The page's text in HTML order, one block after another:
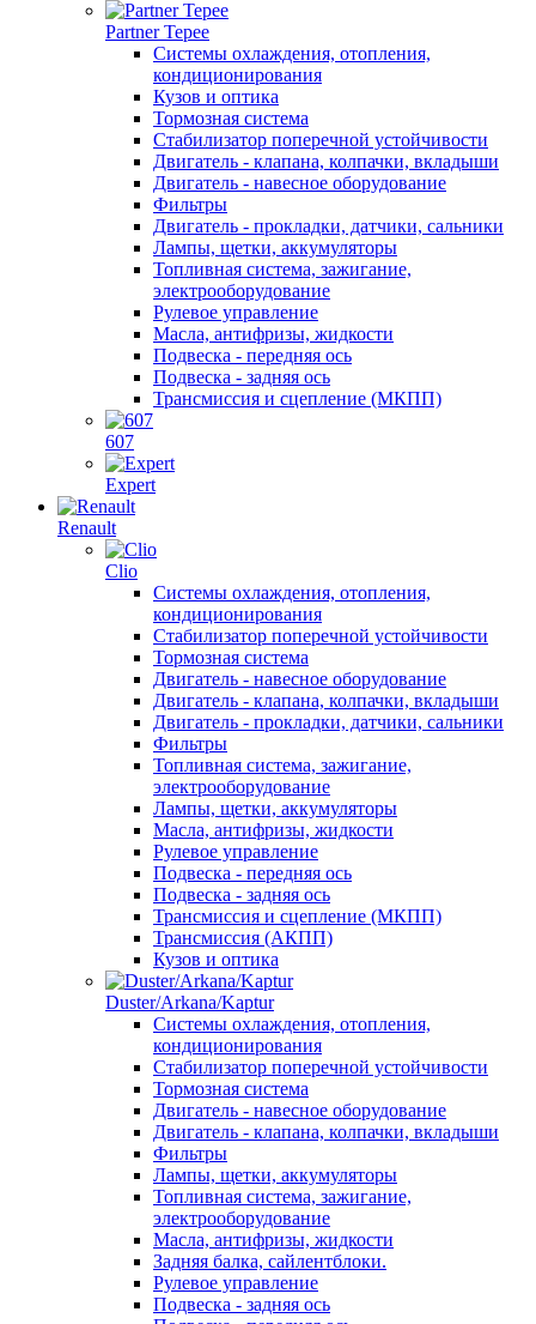
Partner Tepee
Системы охлаждения, отопления,
кондиционирования
Кузов и оптика
Тормозная система
Стабилизатор поперечной устойчивости
Двигатель - клапана, колпачки, вкладыши
Двигатель - навесное оборудование
Фильтры
Двигатель - прокладки, датчики, сальники
Лампы, щетки, аккумуляторы
Топливная система, зажигание,
электрооборудование
Рулевое управление
Масла, антифризы, жидкости
Подвеска - передняя ось
Подвеска - задняя ось
Трансмиссия и сцепление (МКПП)
607
Expert
Renault
Clio
Системы охлаждения, отопления,
кондиционирования
Стабилизатор поперечной устойчивости
Тормозная система
Двигатель - навесное оборудование
Двигатель - клапана, колпачки, вкладыши
Двигатель - прокладки, датчики, сальники
Фильтры
Топливная система, зажигание,
электрооборудование
Лампы, щетки, аккумуляторы
Масла, антифризы, жидкости
Рулевое управление
Подвеска - передняя ось
Подвеска - задняя ось
Трансмиссия и сцепление (МКПП)
Трансмиссия (АКПП)
Кузов и оптика
Duster/Arkana/Kaptur
Системы охлаждения, отопления,
кондиционирования
Стабилизатор поперечной устойчивости
Тормозная система
Двигатель - навесное оборудование
Двигатель - клапана, колпачки, вкладыши
Фильтры
Лампы, щетки, аккумуляторы
Топливная система, зажигание,
электрооборудование
Масла, антифризы, жидкости
Задняя балка, сайлентблоки.
Рулевое управление
Подвеска - задняя ось